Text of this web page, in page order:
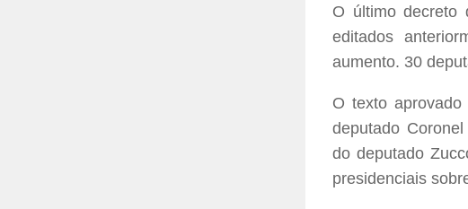
O último decreto
editados
aumento. 30
O texto
deputado
do deputado
presidenciais